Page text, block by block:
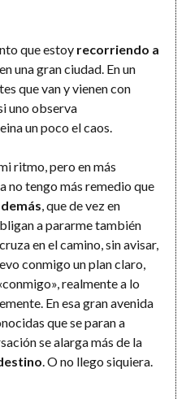
que estoy recorriendo a
en una gran ciudad. En un
que van y vienen con
uno observa
un poco el caos.
ritmo, pero en más
no tengo más remedio que
, que de vez en
a pararme también
en el camino, sin avisar,
conmigo un plan claro,
realmente a lo
En esa gran avenida
que se paran a
se alarga más de la
. O no llego siquiera.